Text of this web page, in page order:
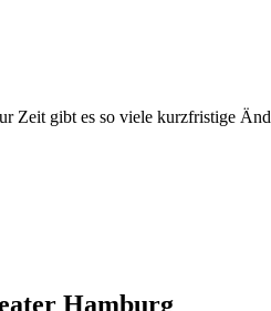
gibt es so viele kurzfristige
Hamburg